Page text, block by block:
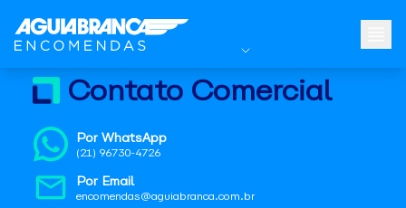
Contato Comercial
Por WhatsApp
(21) 96730-4726
Por Email
encomendas@aguiabranca.com.br